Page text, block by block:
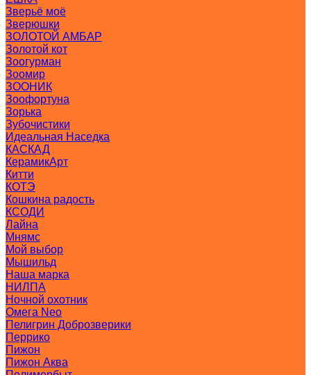
Зверьё моё
Зверюшки
ЗОЛОТОЙ АМБАР
Золотой кот
Зоогурман
Зоомир
ЗООНИК
Зоофортуна
Зорька
Зубочистики
Идеальная Наседка
КАСКАД
КерамикАрт
Китти
КОТЭ
Кошкина радость
КСОДИ
Лайна
Мнямс
Мой выбор
Мышильд
Наша марка
НИЛПА
Ночной охотник
Омега Neo
Пелигрин Доброзверики
Перрико
Пижон
Пижон Аква